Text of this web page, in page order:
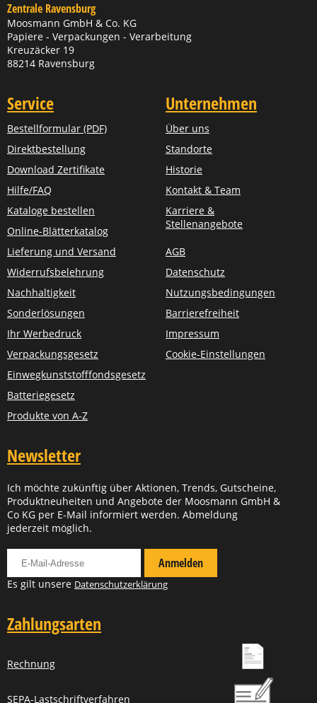
Zentrale Ravensburg
Moosmann GmbH & Co. KG
Papiere - Verpackungen - Verarbeitung
Kreuzäcker 19
88214 Ravensburg
Service
Bestellformular (PDF)
Direktbestellung
Download Zertifikate
Hilfe/FAQ
Kataloge bestellen
Online-Blätterkatalog
Lieferung und Versand
Widerrufsbelehrung
Nachhaltigkeit
Sonderlösungen
Ihr Werbedruck
Verpackungsgesetz
Einwegkunststofffondsgesetz
Batteriegesetz
Produkte von A-Z
Unternehmen
Über uns
Standorte
Historie
Kontakt & Team
Karriere &
Stellenangebote
AGB
Datenschutz
Nutzungsbedingungen
Barrierefreiheit
Impressum
Cookie-Einstellungen
Newsletter
Ich möchte zukünftig über Aktionen, Trends, Gutscheine,
Produktneuheiten und Angebote der Moosmann GmbH &
Co KG per E-Mail informiert werden. Abmeldung
jederzeit möglich.
Anmelden
Es gilt unsere Datenschutzerklärung
Zahlungsarten
Rechnung
SEPA-Lastschriftverfahren